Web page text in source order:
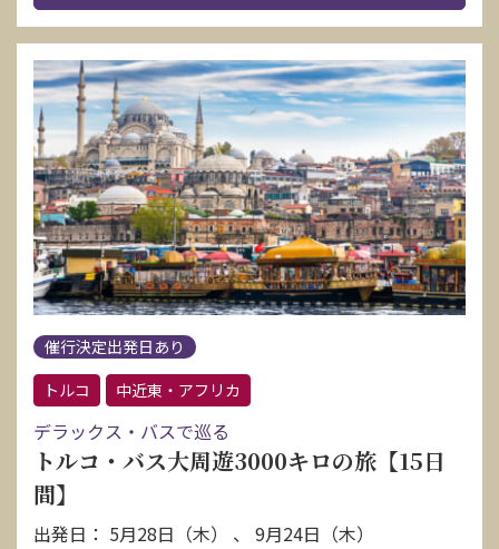
催行決定出発日あり
トルコ
中近東・アフリカ
デラックス・バスで巡る
トルコ・バス大周遊3000キロの旅【15日
間】
出発日： 5月28日（木） 、 9月24日（木）